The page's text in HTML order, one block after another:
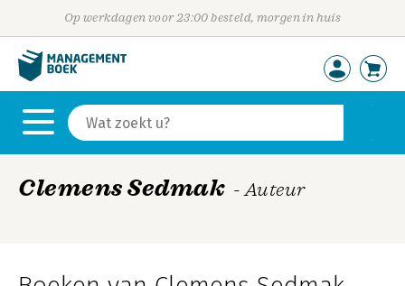
Op werkdagen voor 23:00 besteld, morgen in huis
Clemens Sedmak - Auteur